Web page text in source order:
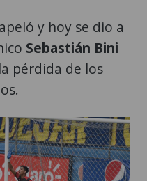
y hoy se dio a
Sebastián Bini
pérdida de los